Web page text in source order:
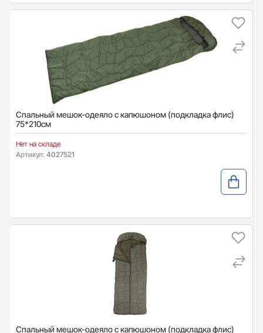
Спальный мешок-одеяло с капюшоном (подкладка флис)
75*210см
Нет на складе
Артикул: 4027521
Спальный мешок-одеяло с капюшоном (подкладка флис)